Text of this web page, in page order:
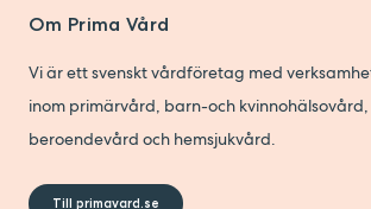
Om Prima Vård
Vi är ett svenskt vårdföretag med
inom primärvård, barn-och
beroendevård och hemsjukvård.
Till primavard.se